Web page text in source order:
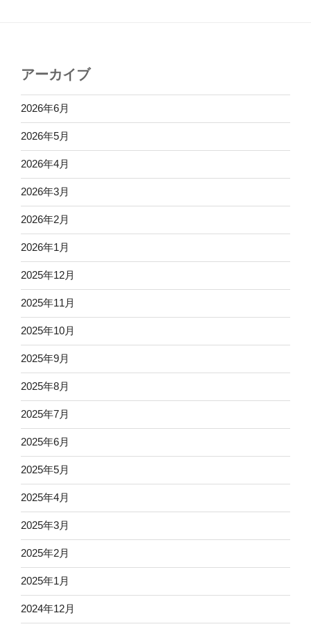
アーカイブ
2026年6月
2026年5月
2026年4月
2026年3月
2026年2月
2026年1月
2025年12月
2025年11月
2025年10月
2025年9月
2025年8月
2025年7月
2025年6月
2025年5月
2025年4月
2025年3月
2025年2月
2025年1月
2024年12月